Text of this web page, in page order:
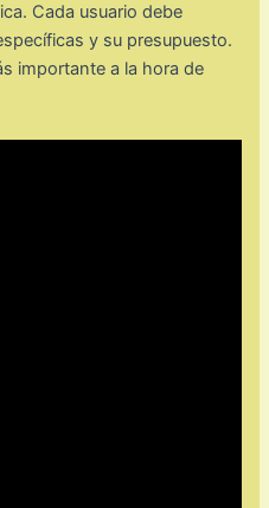
Cada usuario debe
y su presupuesto.
importante a la hora de